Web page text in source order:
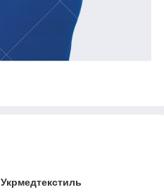
Укрмедтекстиль